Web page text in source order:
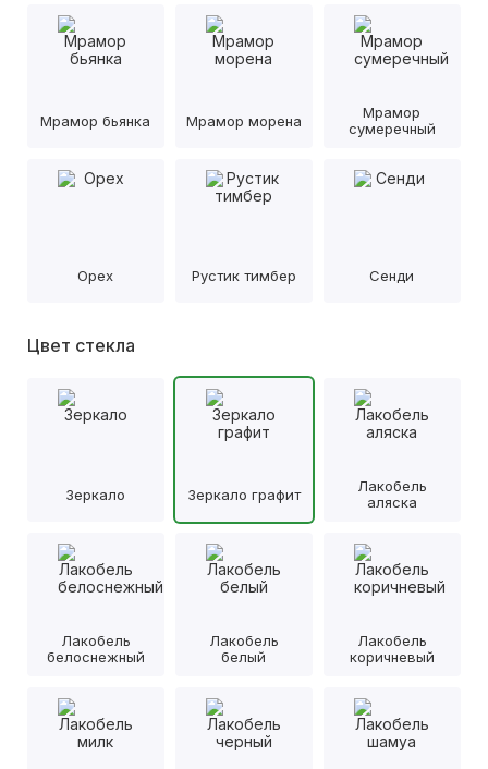
Мрамор бьянка Мрамор морена
Мрамор
сумеречный
Орех Рустик тимбер Сенди
Цвет стекла
Зеркало Зеркало графит
Лакобель
аляска
Лакобель
белоснежный
Лакобель
белый
Лакобель
коричневый